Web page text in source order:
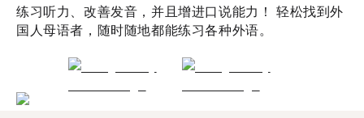
练习听力、改善发音，并且增进口说能力！ 轻松找到外
国人母语者，随时随地都能练习各种外语。